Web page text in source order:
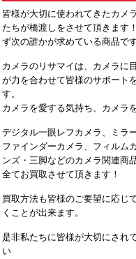
皆様が大切に使われてきたカメ
たちが橋渡しをさせて頂きます
ず次の誰かが求めている商品で
カメラのリサマイは、カメラに
が力を合わせて皆様のサポート
す。
カメラを愛する気持ち、カメラ
デジタル一眼レフカメラ、ミラ
ファインダーカメラ、フィルム
ンズ・三脚などのカメラ関連商
全てお買取させて頂きます！
買取方法も皆様のご要望に応じ
くことが出来ます。
是非私たちに皆様が大切にされ
い